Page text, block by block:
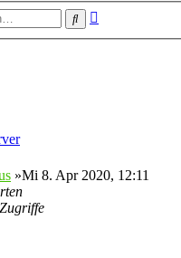
Suche
»Mi 8. Apr 2020, 12:11
Zugriffe